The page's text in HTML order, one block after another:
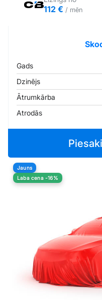
112 € / mēn
Gads
Dzinējs
Ātrumkārba
Atrodās
Jauns
Laba cena -16%